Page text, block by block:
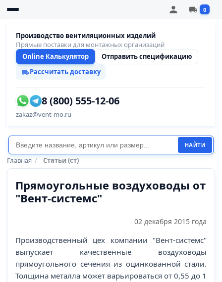
0
Производство вентиляционных изделий
Прямые поставки для монтажных организаций
Online Калькулятор
Отправить спецификацию
Рассчитать доставку
8 (800) 555-12-06
zakaz@vent-mo.ru
НАЙТИ
Главная / Статьи (ст)
Прямоугольные воздуховоды от
"Вент-системс"
02 декабря 2015 года
Производственный цех компании "Вент-системс"
выпускает качественные воздуховоды
прямоугольного сечения из оцинкованной стали.
Толщина металла может варьироваться от 0,55 до 1